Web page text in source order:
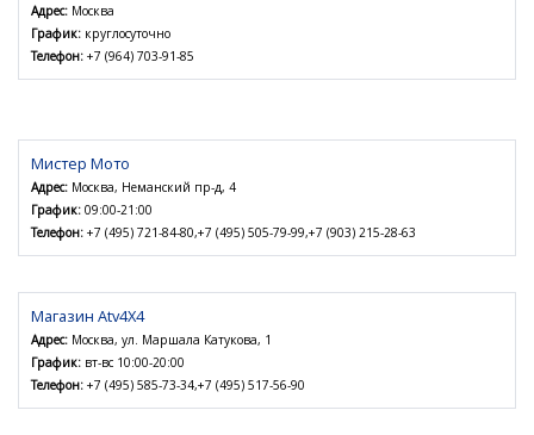
Адрес: Москва
График: круглосуточно
Телефон: +7 (964) 703-91-85
Мистер Мото
Адрес: Москва, Неманский пр-д, 4
График: 09:00-21:00
Телефон: +7 (495) 721-84-80,+7 (495) 505-79-99,+7 (903) 215-28-63
Магазин Atv4X4
Адрес: Москва, ул. Маршала Катукова, 1
График: вт-вс 10:00-20:00
Телефон: +7 (495) 585-73-34,+7 (495) 517-56-90